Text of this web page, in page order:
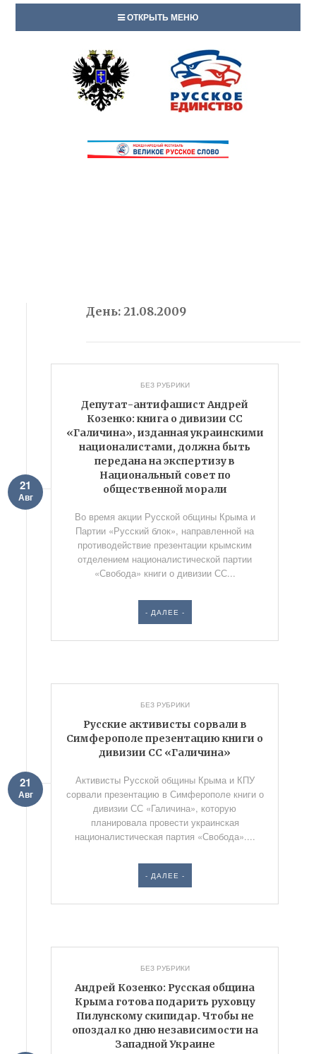
ОТКРЫТЬ МЕНЮ
День:21.08.2009
БЕЗ РУБРИКИ
Депутат-антифашист Андрей
Козенко: книга о дивизии СС
«Галичина», изданная украинскими
националистами, должна быть
передана на экспертизу в
Национальный совет по
общественной морали
21
Авг
Во время акции Русской общины Крыма и
Партии «Русский блок», направленной на
противодействие презентации крымским
отделением националистической партии
«Свобода» книги о дивизии СС...
- ДАЛЕЕ -
БЕЗ РУБРИКИ
Русские активисты сорвали в
Симферополе презентацию книги о
дивизии СС «Галичина»
21
Авг
Активисты Русской общины Крыма и КПУ
сорвали презентацию в Симферополе книги о
дивизии СС «Галичина», которую
планировала провести украинская
националистическая партия «Свобода»....
- ДАЛЕЕ -
БЕЗ РУБРИКИ
Андрей Козенко: Русская община
Крыма готова подарить руховцу
Пилунскому скипидар. Чтобы не
опоздал ко дню независимости на
Западной Украине